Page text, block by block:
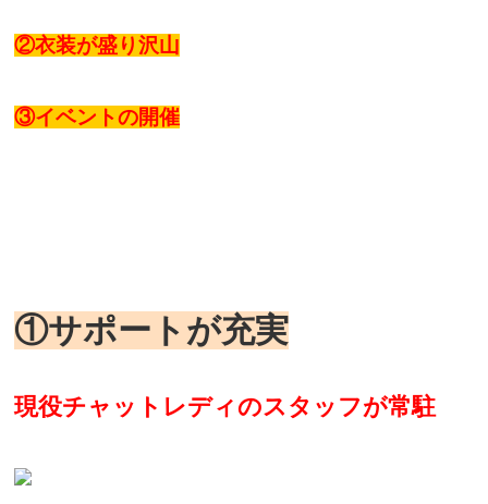
②衣装が盛り沢山
③イベントの開催
①サポートが充実
現役チャットレディのスタッフが常駐